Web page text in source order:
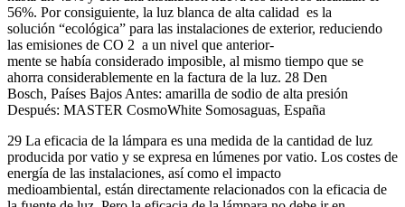
56%. Por consiguiente, la luz blanca de alta calidad es la
solución “ecológica” para las instalaciones de exterior, reduciendo
las emisiones de CO 2 a un nivel que anterior-
mente se había considerado imposible, al mismo tiempo que se
ahorra considerablemente en la factura de la luz. 28 Den
Bosch, Países Bajos Antes: amarilla de sodio de alta presión
Después: MASTER CosmoWhite Somosaguas, España
29 La eficacia de la lámpara es una medida de la cantidad de luz
producida por vatio y se expresa en lúmenes por vatio. Los costes de
energía de las instalaciones, así como el impacto
medioambiental, están directamente relacionados con la eficacia de